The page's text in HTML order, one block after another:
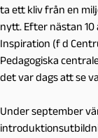
ta ett kliv från en
nytt. Efter nästan
Inspiration (f d
Pedagogiska
det var dags att se
Under september